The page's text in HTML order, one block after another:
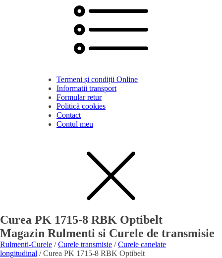
Termeni și condiții Online
Informatii transport
Formular retur
Politică cookies
Contact
Contul meu
Curea PK 1715-8 RBK Optibelt
Magazin Rulmenti si Curele de transmisie
Rulmenti-Curele /Curele transmisie /Curele canelate
longitudinal / Curea PK 1715-8 RBK Optibelt